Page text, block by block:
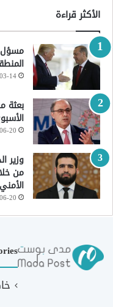
الأكثر قراءة
مسؤل
14
بعثة
20
وزير
من
20